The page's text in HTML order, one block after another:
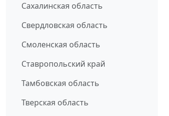
Сахалинская область
Свердловская область
Смоленская область
Ставропольский край
Тамбовская область
Тверская область